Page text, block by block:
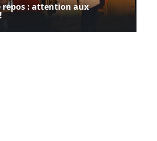
repos : attention aux